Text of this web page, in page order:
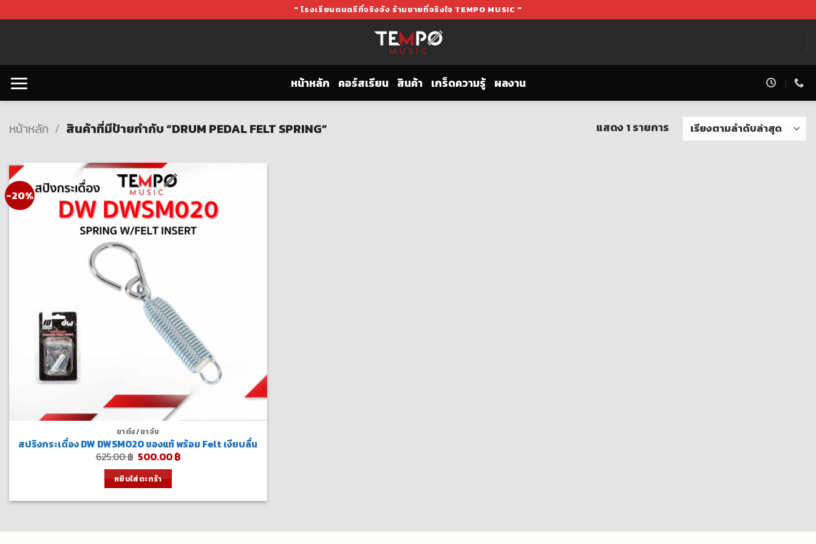
to
" โรงเรียนดนตรีที่จริงจัง ร้านขายที่จริงใจ TEMPO MUSIC "
หน้าหลัก คอร์สเรียน สินค้า เกร็ดความรู้ ผลงาน
หน้าหลัก / สินค้าที่มีป้ายกำกับ “DRUM PEDAL FELT SPRING” แสดง 1 รายการ
-20%
ขาตั้ง/ขาจับ
สปริงกระเดื่อง DW DWSM020 ของแท้ พร้อม Felt เงียบลื่น
625.00฿ Original
was:
625.00 ฿.
500.00฿Current
หยิบใส่ตะกร้า